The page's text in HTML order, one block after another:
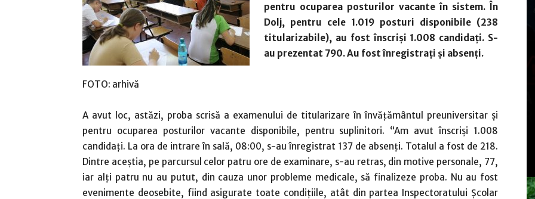
pentru ocuparea posturilor vacante în sistem. În
Dolj, pentru cele 1.019 posturi disponibile (238
titularizabile), au fost înscrişi 1.008 candidaţi. S-
au prezentat 790. Au fost înregistraţi şi absenţi.
FOTO: arhivă
A avut loc, astăzi, proba scrisă a examenului de titularizare în învăţământul preuniversitar şi
pentru ocuparea posturilor vacante disponibile, pentru suplinitori. “Am avut înscrişi 1.008
candidaţi. La ora de intrare în sală, 08:00, s-au înregistrat 137 de absenţi. Totalul a fost de 218.
Dintre aceştia, pe parcursul celor patru ore de examinare, s-au retras, din motive personale, 77,
iar alţi patru nu au putut, din cauza unor probleme medicale, să finalizeze proba. Nu au fost
evenimente deosebite, fiind asigurate toate condiţiile, atât din partea Inspectoratului Şcolar